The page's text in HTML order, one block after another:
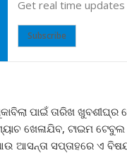
Get real time
Subscribe
ପାଇଁ ତାରିଖ ଖୁବଶୀଘ୍ର
ଖେଳାଯିବ, ଟାଇମ
ଆସନ୍ତା ସପ୍ତାହରେ ଏ